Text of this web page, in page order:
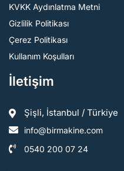
KVKK Aydınlatma Metni
Gizlilik Politikası
Çerez Politikası
Kullanım Koşulları
İletişim
Şişli, İstanbul / Türkiye
info@birmakine.com
0540 200 07 24